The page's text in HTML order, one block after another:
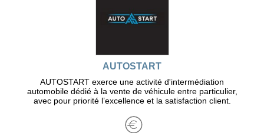
AUTOSTART
AUTOSTART exerce une activité d'intermédiation
automobile dédié à la vente de véhicule entre particulier,
avec pour priorité l’excellence et la satisfaction client.